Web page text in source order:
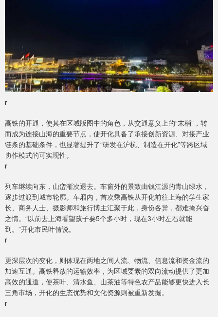
r
高铁的开通，使其在区域版图中的角色，从交通意义上的“末梢”，转
而成为连接山海的重要节点，使开化具备了承接创新资源、对接产业
链条的基础条件，也显著提升了“研发在沪杭、制造在开化”等跨区域
协作模式的可实现性。
r
列车继续向东，山峦渐次退去。车窗外的景致由钱江源的青山绿水，
逐步过渡到城市轮廓。车厢内，首次乘高铁从开化前往上海的学生家
长、商务人士、摄影师和旅行博主汇聚于此，身份各异，都难掩兴奋
之情。“以前去上海看望孩子要5个多小时，现在3小时左右就能
到。”开化市民叶倩说。
r
更深层次的变化，则体现在两地之间人流、物流、信息流和资金流的
加速互通。高铁释放的运输效率，为区域要素的双向流动提供了更加
高效的通道，使茶叶、清水鱼、山茶油等特色农产品能够更快进入长
三角市场，开化的生态优势和文化资源则被重新发掘。
r